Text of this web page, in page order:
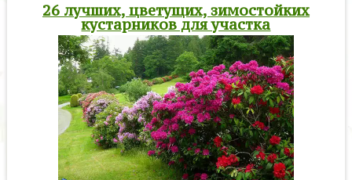
26 лучших, цветущих, зимостойких
кустарников для участка